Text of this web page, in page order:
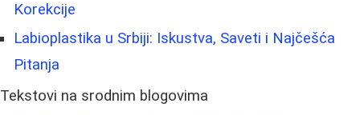
Korekcije
Labioplastika u Srbiji: Iskustva, Saveti i Najčešća
Pitanja
Tekstovi na srodnim blogovima